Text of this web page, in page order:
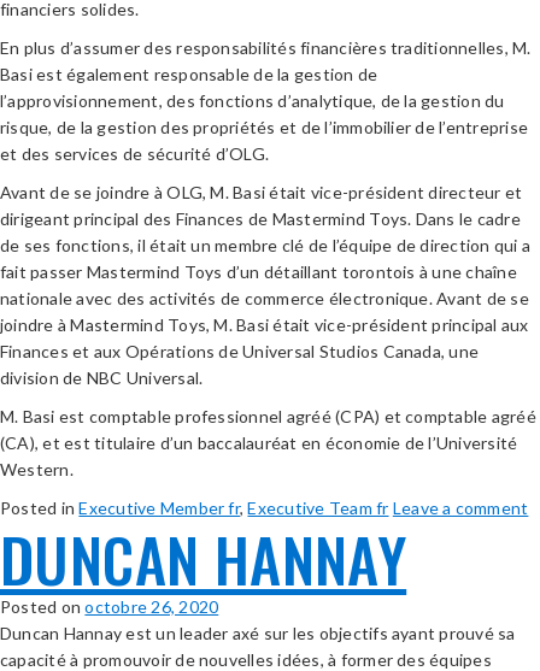
financiers solides.
En plus d’assumer des responsabilités financières traditionnelles, M.
Basi est également responsable de la gestion de
l’approvisionnement, des fonctions d’analytique, de la gestion du
risque, de la gestion des propriétés et de l’immobilier de l’entreprise
et des services de sécurité d’OLG.
Avant de se joindre à OLG, M. Basi était vice-président directeur et
dirigeant principal des Finances de Mastermind Toys. Dans le cadre
de ses fonctions, il était un membre clé de l’équipe de direction qui a
fait passer Mastermind Toys d’un détaillant torontois à une chaîne
nationale avec des activités de commerce électronique. Avant de se
joindre à Mastermind Toys, M. Basi était vice-président principal aux
Finances et aux Opérations de Universal Studios Canada, une
division de NBC Universal.
M. Basi est comptable professionnel agréé (CPA) et comptable agréé
(CA), et est titulaire d’un baccalauréat en économie de l’Université
Western.
Posted inExecutive Member fr,Executive Team fr Leave a comment
DUNCAN HANNAY
Posted onoctobre 26, 2020
Duncan Hannay est un leader axé sur les objectifs ayant prouvé sa
capacité à promouvoir de nouvelles idées, à former des équipes